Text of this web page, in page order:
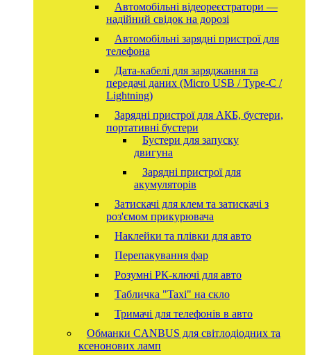
Автомобільні відеореєстратори —
надійний свідок на дорозі
Автомобільні зарядні пристрої для
телефона
Дата-кабелі для заряджання та
передачі даних (Micro USB / Type-C /
Lightning)
Зарядні пристрої для АКБ, бустери,
портативні бустери
Бустери для запуску
двигуна
Зарядні пристрої для
акумуляторів
Затискачі для клем та затискачі з
роз'ємом прикурювача
Наклейки та плівки для авто
Перепакування фар
Розумні РК-ключі для авто
Табличка "Taxi" на скло
Тримачі для телефонів в авто
Обманки CANBUS для світлодіодних та
ксенонових ламп